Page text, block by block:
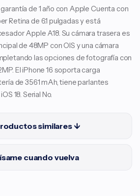
de 1 año con Apple Cuenta con
Retina de 6.1 pulgadas y está
Apple A18. Su cámara trasera es
de 48MP con OIS y una cámara
las opciones de fotografía con
El iPhone 16 soporta carga
de 3561 mAh, tiene parlantes
18. Serial No.
similares ↓
cuando vuelva